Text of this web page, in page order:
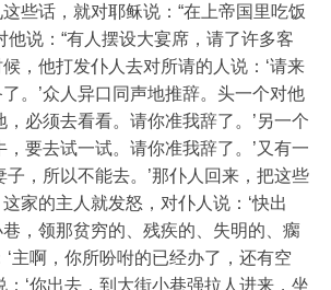
些话，就对耶稣说：“在上帝国里吃饭
他说：“有人摆设大宴席，请了许多客
，他打发仆人去对所请的人说：‘请来
。’众人异口同声地推辞。头一个对他
，必须去看看。请你准我辞了。’另一个
，要去试一试。请你准我辞了。’又有一
子，所以不能去。’那仆人回来，把这些
家的主人就发怒，对仆人说：‘快出
，领那贫穷的、残疾的、失明的、瘸
‘主啊，你所吩咐的已经办了，还有空
：‘你出去，到大街小巷强拉人进来，坐